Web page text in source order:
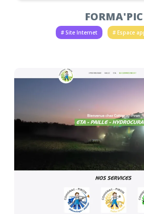
FORMA'PIC
# Site Internet # Espace